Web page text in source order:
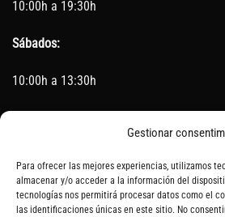
Gestionar
Para ofrecer las mejores experiencias, utilizamos
almacenar y/o acceder a la información del
tecnologías nos permitirá procesar datos como el
las identificaciones únicas en este sitio. No
10:00h a 19:30h
Sábados:
10:00h a 13:30h